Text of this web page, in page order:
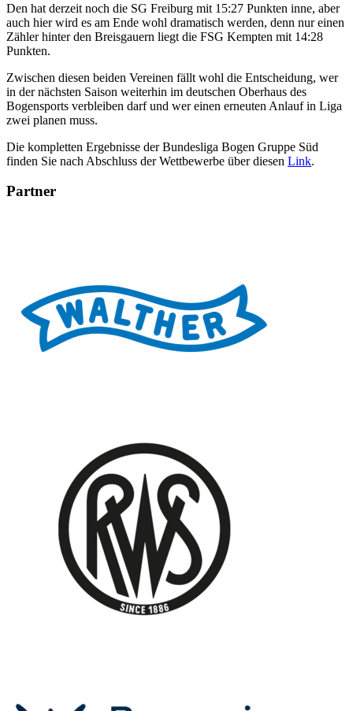
Den hat derzeit noch die SG Freiburg mit 15:27 Punkten inne, aber
auch hier wird es am Ende wohl dramatisch werden, denn nur einen
Zähler hinter den Breisgauern liegt die FSG Kempten mit 14:28
Punkten.
Zwischen diesen beiden Vereinen fällt wohl die Entscheidung, wer
in der nächsten Saison weiterhin im deutschen Oberhaus des
Bogensports verbleiben darf und wer einen erneuten Anlauf in Liga
zwei planen muss.
Die kompletten Ergebnisse der Bundesliga Bogen Gruppe Süd
finden Sie nach Abschluss der Wettbewerbe über diesen Link.
Partner